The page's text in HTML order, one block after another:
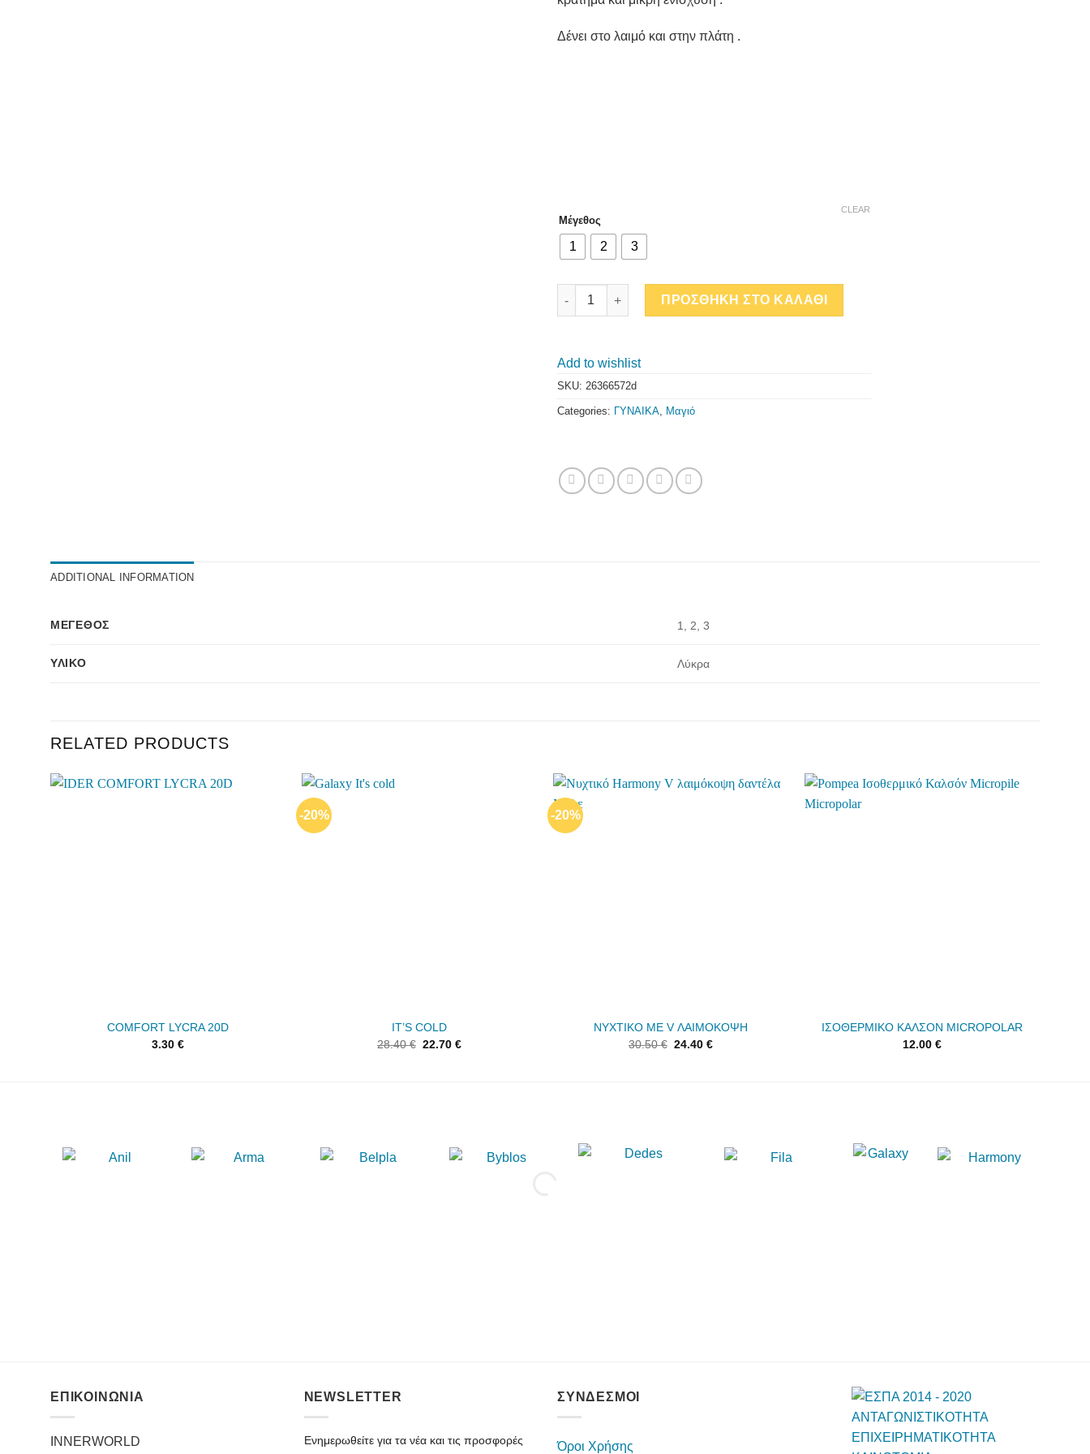
Δένει στο λαιμό και στην πλάτη .
Μέγεθος
1 2 3
CLEAR
TOFFEE LEO DOUBLE-FACE BIKINI TOP CUP D quantity
ΠΡΟΣΘΗΚΗ ΣΤΟ ΚΑΛΑΘΙ
Add to wishlist
SKU: 26366572d
Categories: ΓΥΝΑΙΚΑ, Μαγιό
ADDITIONAL INFORMATION
ΜΈΓΕΘΟΣ 1, 2, 3
ΥΛΙΚΌ Λύκρα
RELATED PRODUCTS
COMFORT LYCRA 20D
3.30 €
-20%
IT’S COLD
28.40€ 22.70€
-20%
ΝΥΧΤΙΚΟ ΜΕ V ΛΑΙΜΟΚΟΨΗ
30.50€ 24.40€
ΙΣΟΘΕΡΜΙΚΟ ΚΑΛΣΟΝ MICROPOLAR
12.00 €
ΕΠΙΚΟΙΝΩΝΙΑ
INNERWORLD
NEWSLETTER
Ενημερωθείτε για τα νέα και τις προσφορές
ΣΥΝΔΕΣΜΟΙ
Όροι Χρήσης